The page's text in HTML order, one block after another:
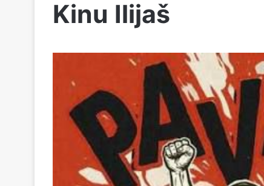
Kinu Ilijaš